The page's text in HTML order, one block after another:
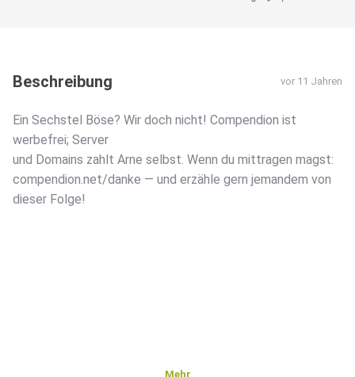
Beschreibung vor 11 Jahren
Ein Sechstel Böse? Wir doch nicht! Compendion ist
werbefrei; Server
und Domains zahlt Arne selbst. Wenn du mittragen magst:
compendion.net/danke — und erzähle gern jemandem von
dieser Folge!
Mehr